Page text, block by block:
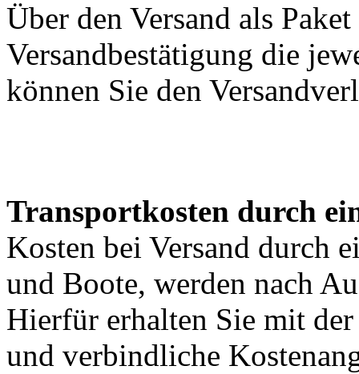
Über den Versand als
Versandbestätigung die
können Sie den
Transportkosten durch
Kosten bei Versand durch
und Boote, werden nach
Hierfür erhalten Sie mit
und verbindliche